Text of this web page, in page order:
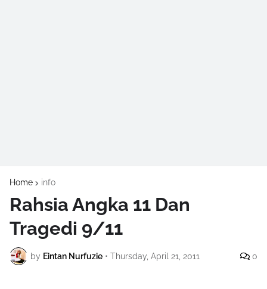
Home info
Rahsia Angka 11 Dan
Tragedi 9/11
by Eintan Nurfuzie • Thursday, April 21, 2011 0